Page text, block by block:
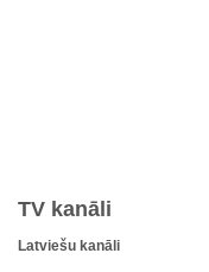
TV kanāli
Latviešu kanāli